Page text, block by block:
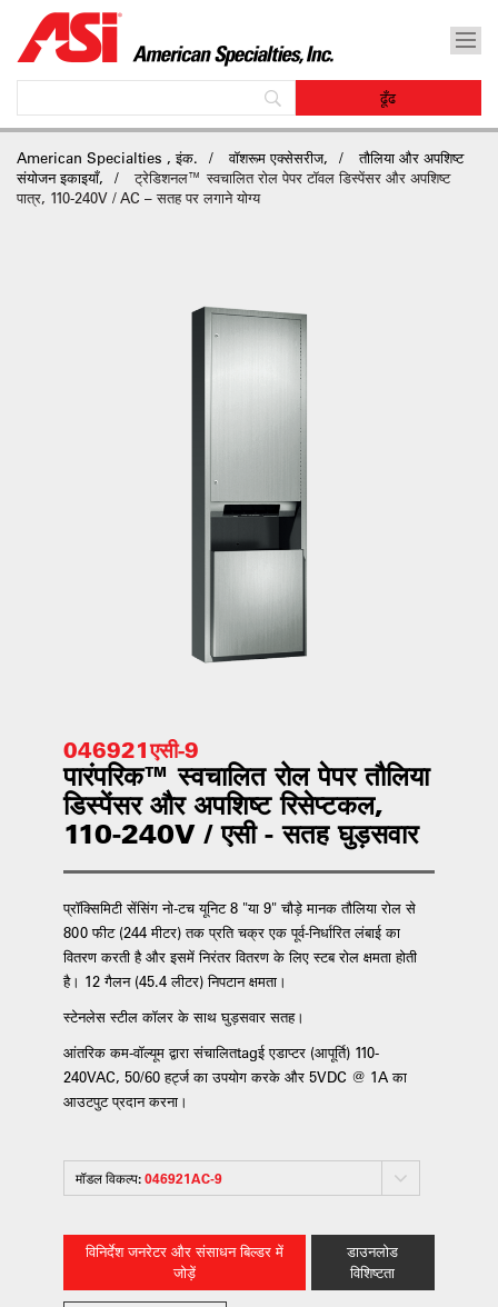
American Specialties , इंक. वॉशरूम एक्सेसरीज,
तौलिया और अपशिष्ट
संयोजन इकाइयाँ,
ट्रेडिशनल™ स्वचालित रोल पेपर टॉवल डिस्पेंसर और अपशिष्ट
पात्र, 110-240V / AC – सतह पर लगाने योग्य
046921एसी-9
पारंपरिक™ स्वचालित रोल पेपर तौलिया
डिस्पेंसर और अपशिष्ट रिसेप्टकल,
110-240V / एसी - सतह घुड़सवार
प्रॉक्सिमिटी सेंसिंग नो-टच यूनिट 8 "या 9" चौड़े मानक तौलिया रोल से
800 फीट (244 मीटर) तक प्रति चक्र एक पूर्व-निर्धारित लंबाई का
वितरण करती है और इसमें निरंतर वितरण के लिए स्टब रोल क्षमता होती
है। 12 गैलन (45.4 लीटर) निपटान क्षमता।
स्टेनलेस स्टील कॉलर के साथ घुड़सवार सतह।
आंतरिक कम-वॉल्यूम द्वारा संचालितtagई एडाप्टर (आपूर्ति) 110-
240VAC, 50/60 हर्ट्ज का उपयोग करके और 5VDC @ 1A का
आउटपुट प्रदान करना।
मॉडल विकल्प:046921AC-9
विनिर्देश जनरेटर और संसाधन बिल्डर में
जोड़ें
डाउनलोड
विशिष्टता